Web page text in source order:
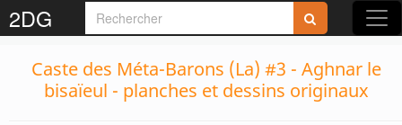
2DG
Caste des Méta-Barons (La) #3 - Aghnar le
bisaïeul - planches et dessins originaux